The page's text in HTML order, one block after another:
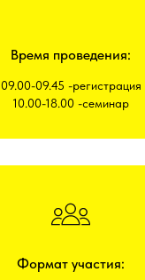
Время проведения:
09.00-09.45 -регистрация
10.00-18.00 -семинар
Формат участия: